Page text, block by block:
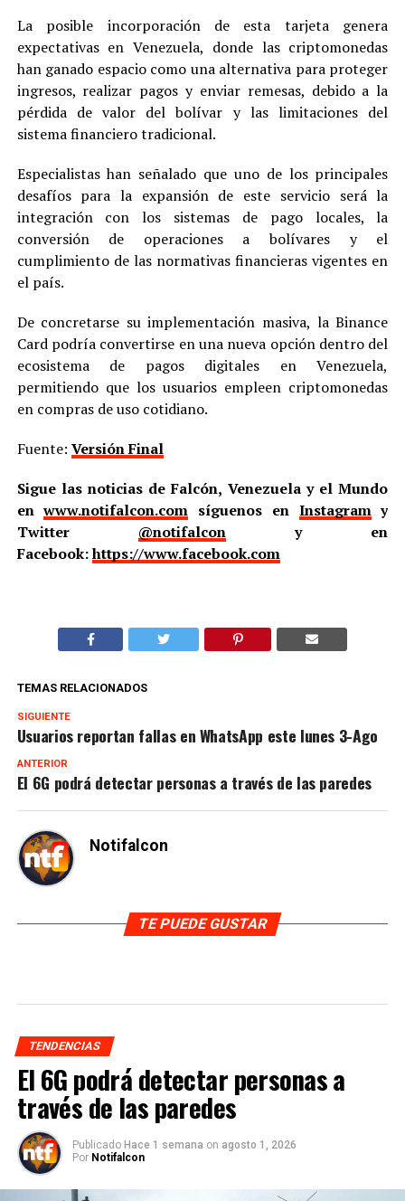
La posible incorporación de esta tarjeta genera
expectativas en Venezuela, donde las criptomonedas
han ganado espacio como una alternativa para proteger
ingresos, realizar pagos y enviar remesas, debido a la
pérdida de valor del bolívar y las limitaciones del
sistema financiero tradicional.
Especialistas han señalado que uno de los principales
desafíos para la expansión de este servicio será la
integración con los sistemas de pago locales, la
conversión de operaciones a bolívares y el
cumplimiento de las normativas financieras vigentes en
el país.
De concretarse su implementación masiva, la Binance
Card podría convertirse en una nueva opción dentro del
ecosistema de pagos digitales en Venezuela,
permitiendo que los usuarios empleen criptomonedas
en compras de uso cotidiano.
Fuente: Versión Final
Sigue las noticias de Falcón, Venezuela y el Mundo
enwww.notifalcon.com síguenos en Instagramy
Twitter @notifalcony en
Facebook:https://www.facebook.com
TEMAS RELACIONADOS
SIGUIENTE
Usuarios reportan fallas en WhatsApp este lunes 3-Ago
ANTERIOR
El 6G podrá detectar personas a través de las paredes
Notifalcon
TE PUEDE GUSTAR
TENDENCIAS
El 6G podrá detectar personas a
través de las paredes
Publicado Hace 1 semana on agosto 1, 2026
Por Notifalcon